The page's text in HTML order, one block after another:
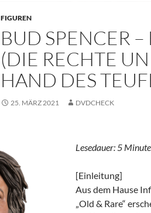
FIGUREN
BUD SPENCER
(DIE RECHTE
HAND DES
25. MÄRZ 2021 DVDCHECK
Lesedauer:5
[Einleitung]
Aus dem Hause
„Old & Rare“